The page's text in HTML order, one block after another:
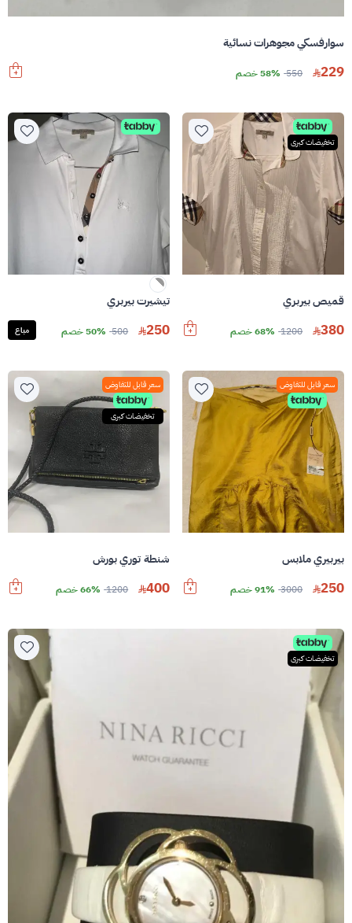
سوارفسكي مجوهرات نسائية
229
550 58% خصم
تخفيضات كبرى
قميص بيربري
380
1200 68% خصم
تيشيرت بيربري
250
500 50% خصم مباع
سعر قابل للتفاوض
بيربيري ملابس
250
3000 91% خصم
سعر قابل للتفاوض
تخفيضات كبرى
شنطة توري بورش
400
1200 66% خصم
تخفيضات كبرى